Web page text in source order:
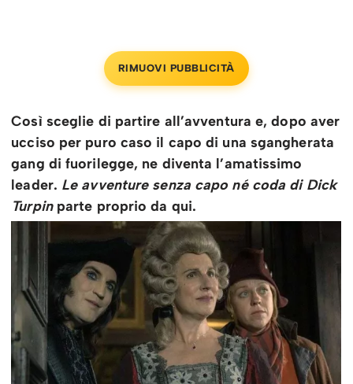
RIMUOVI PUBBLICITÀ
Così sceglie di partire all’avventura e, dopo aver
ucciso per puro caso il capo di una sgangherata
gang di fuorilegge, ne diventa l’amatissimo
leader. Le avventure senza capo né coda di Dick
Turpinparte proprio da qui.